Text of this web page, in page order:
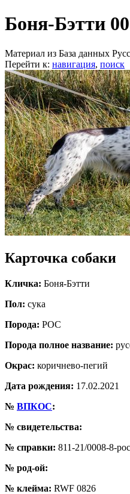
Боня-Бэтти
Материал из База данных
Перейти к: навигация, поиск
Карточка собаки
Кличка: Боня-Бэтти
Пол: сука
Порода: РОС
Порода полное название:
Окрас: коричнево-пегий
Дата рождения: 17.02.2021
№ ВПКОС:
№ свидетельства:
№ справки: 811-21/0008-8-рос
№ род-ой:
№ клейма: RWF 0826